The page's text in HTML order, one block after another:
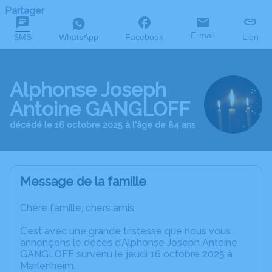
Partager
SMS WhatsApp Facebook E-mail Lien
Alphonse Joseph
Antoine GANGLOFF
décédé le 16 octobre 2025 à l'âge de 84 ans
Message de la famille
Chère famille, chers amis,
C’est avec une grande tristesse que nous vous
annonçons le décès d’Alphonse Joseph Antoine
GANGLOFF survenu le jeudi 16 octobre 2025 à
Marlenheim.